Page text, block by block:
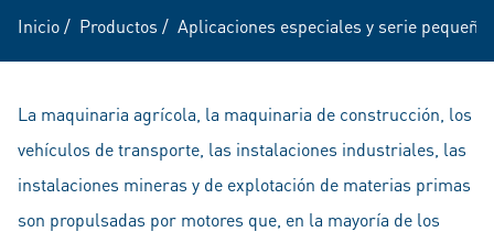
Inicio/ Productos / Aplicaciones especiales y serie pequeña
La maquinaria agrícola, la maquinaria de construcción, los
vehículos de transporte, las instalaciones industriales, las
instalaciones mineras y de explotación de materias primas
son propulsadas por motores que, en la mayoría de los